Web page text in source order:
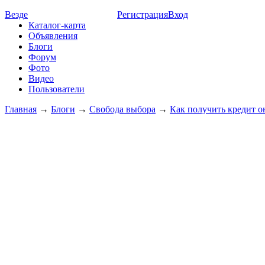
Везде РегистрацияВход
Каталог-карта
Объявления
Блоги
Форум
Фото
Видео
Пользователи
Главная → Блоги → Свобода выбора → Как получить кредит